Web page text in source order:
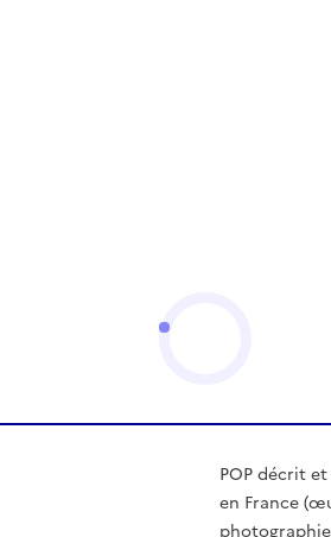
POP décrit
en France